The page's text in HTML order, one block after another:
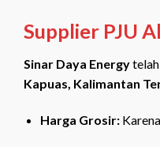
Supplier PJU
Sinar Daya Energy
Kapuas, Kalimantan
Harga Grosir: